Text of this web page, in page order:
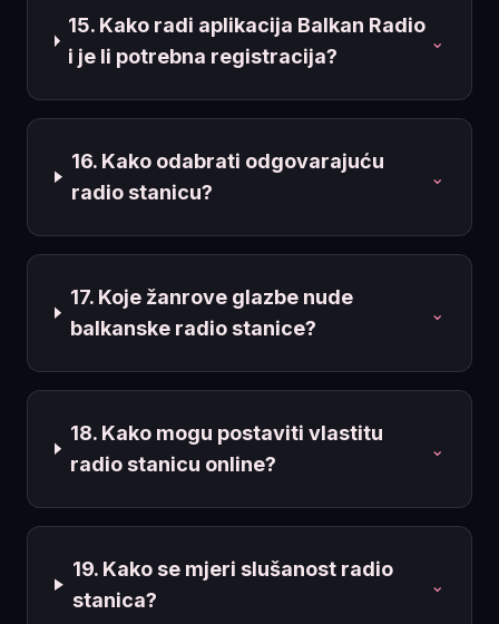
15. Kako radi aplikacija Balkan Radio
i je li potrebna registracija?
⌄
16. Kako odabrati odgovarajuću
radio stanicu?
⌄
17. Koje žanrove glazbe nude
balkanske radio stanice?
⌄
18. Kako mogu postaviti vlastitu
radio stanicu online?
⌄
19. Kako se mjeri slušanost radio
stanica?
⌄